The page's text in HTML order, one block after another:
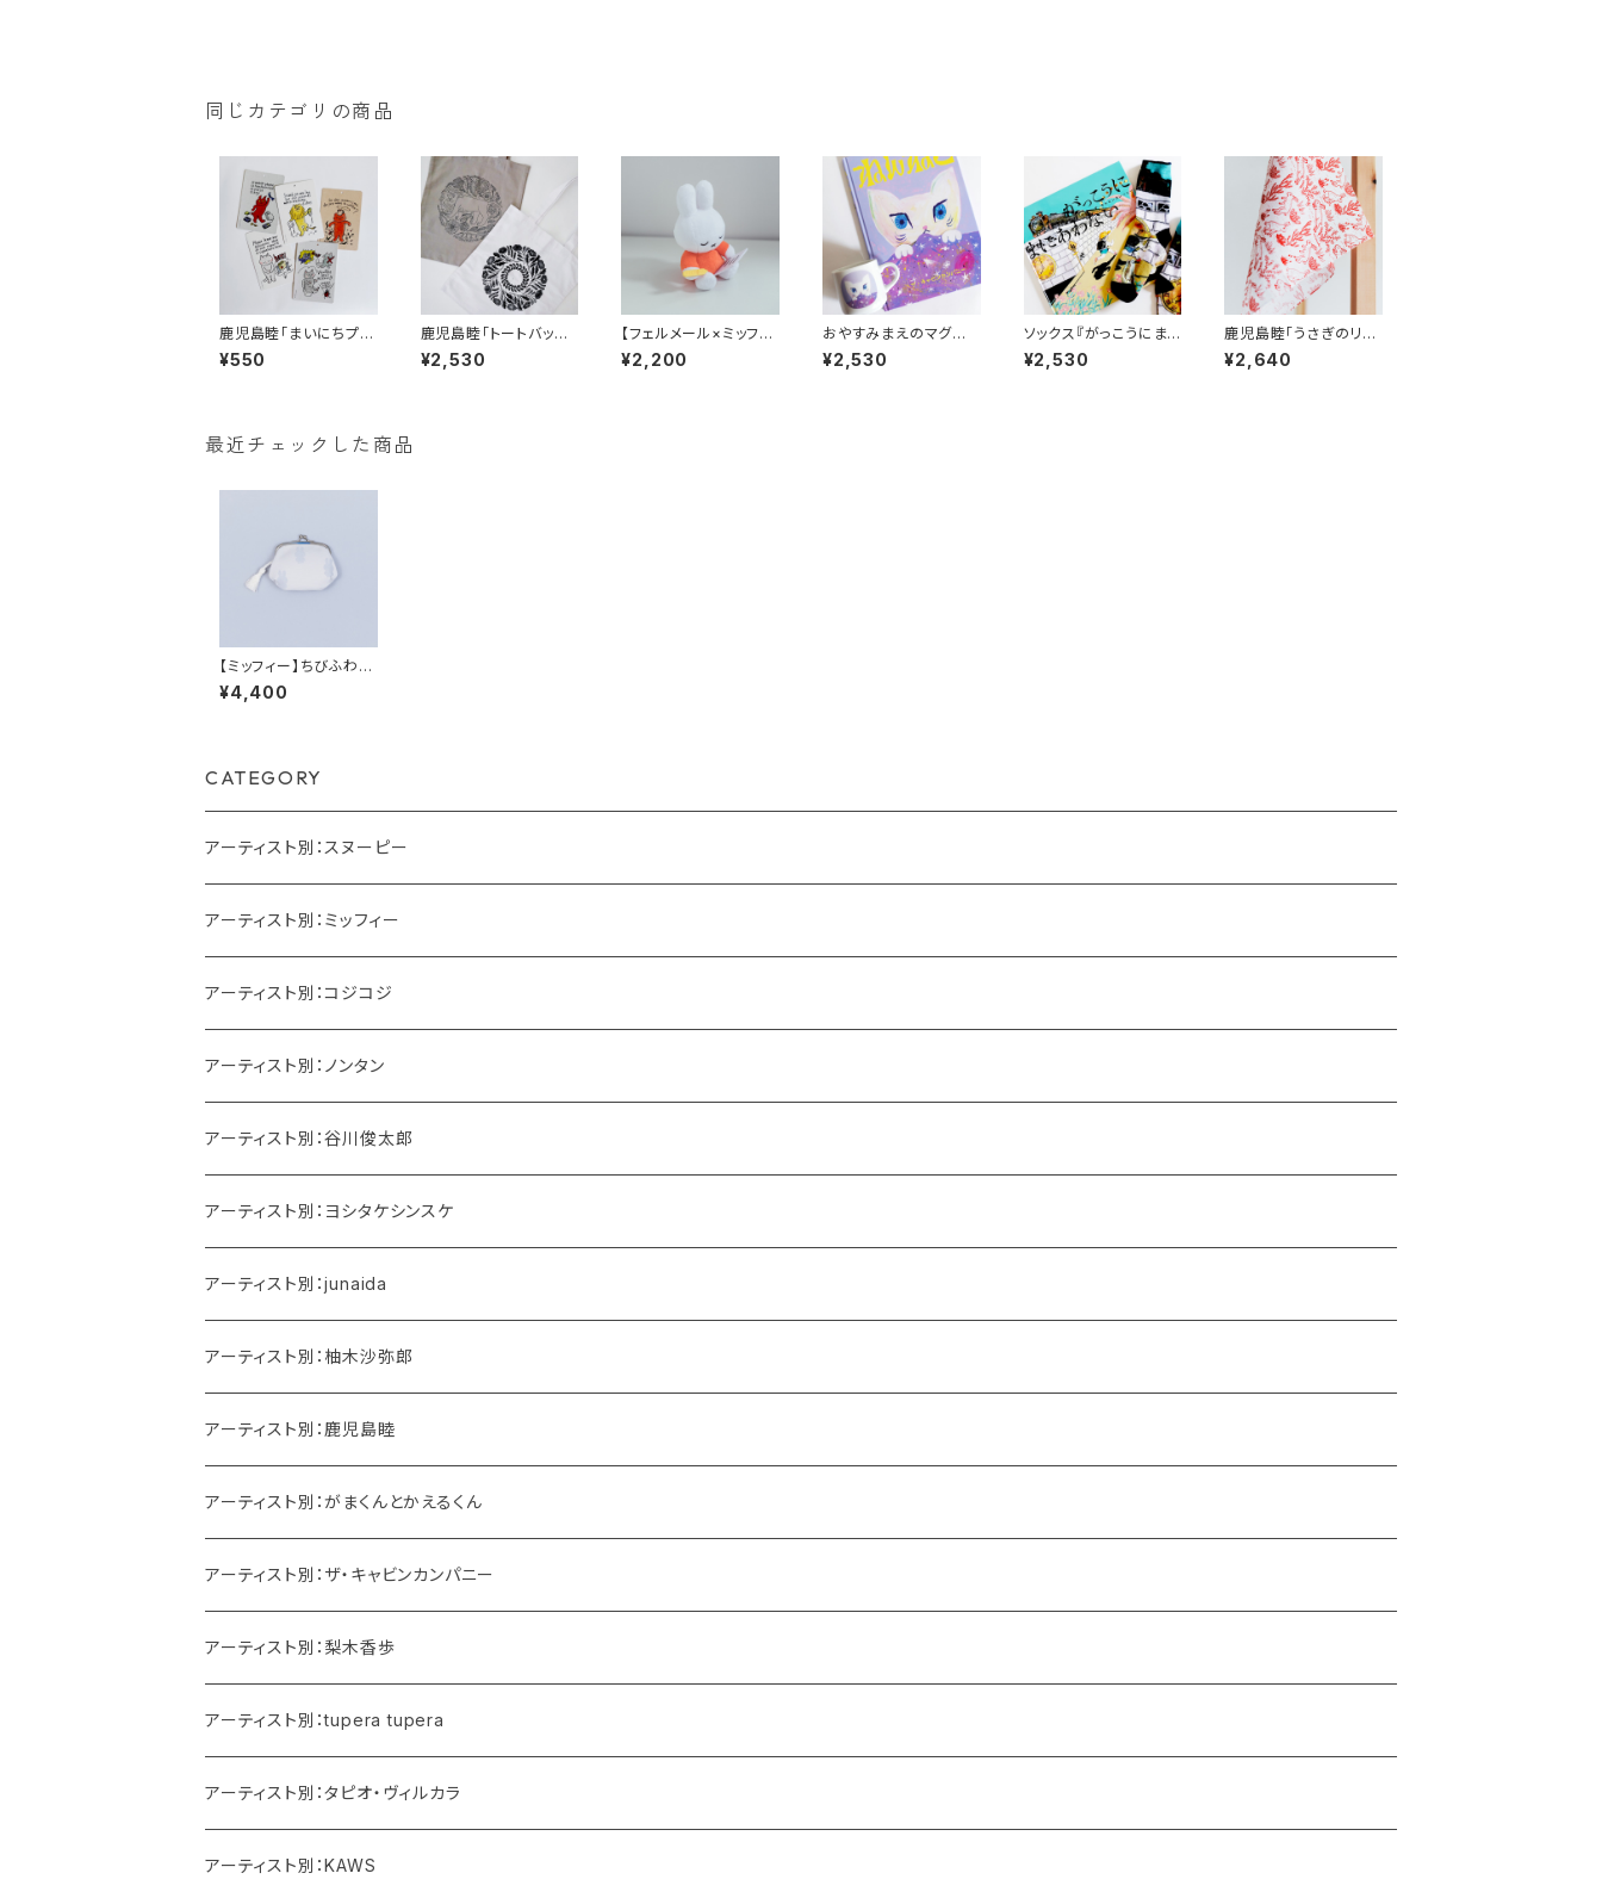
同じカテゴリの商品
鹿児島睦「まいにちプレ
ート」全5種
¥550
鹿児島睦「トートバッグ」
花／ライオン
¥2,530
【フェルメール×ミッフィ
ー】手紙を書くミッフィー
（マスコット）
¥2,200
おやすみまえのマグカッ
プ『ねんねこ』THE CAB
IN COMPANY
¥2,530
ソックス『がっこうにま
にあわない』THE CABI
N COMPANY （19-21
¥2,530
鹿児島睦「うさぎのリネ
ンハンカチ」
¥2,640
最近チェックした商品
【ミッフィー】ちびふわう
さこちゃんのちいさなが
まぐち
¥4,400
CATEGORY
アーティスト別：スヌーピー
アーティスト別：ミッフィー
アーティスト別：コジコジ
アーティスト別：ノンタン
アーティスト別：谷川俊太郎
アーティスト別：ヨシタケシンスケ
アーティスト別：junaida
アーティスト別：柚木沙弥郎
アーティスト別：鹿児島睦
アーティスト別：がまくんとかえるくん
アーティスト別：ザ・キャビンカンパニー
アーティスト別：梨木香歩
アーティスト別：tupera tupera
アーティスト別：タピオ・ヴィルカラ
アーティスト別：KAWS